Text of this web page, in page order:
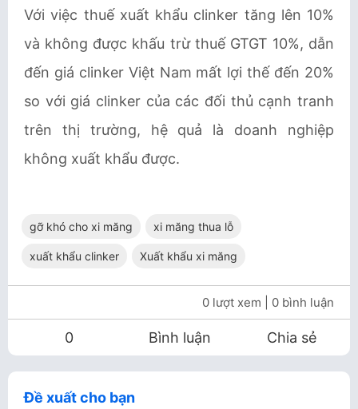
Với việc thuế xuất khẩu clinker tăng lên 10%
và không được khấu trừ thuế GTGT 10%, dẫn
đến giá clinker Việt Nam mất lợi thế đến 20%
so với giá clinker của các đối thủ cạnh tranh
trên thị trường, hệ quả là doanh nghiệp
không xuất khẩu được.
gỡ khó cho xi măng xi măng thua lỗ
xuất khẩu clinker Xuất khẩu xi măng
0 lượt xem | 0 bình luận
0 Bình luận Chia sẻ
Đề xuất cho bạn